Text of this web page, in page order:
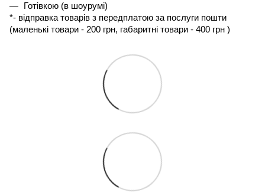
Готівкою (в шоурумі)
*- відправка товарів з передплатою за послуги пошти
(маленькі товари - 200 грн, габаритні товари - 400 грн )